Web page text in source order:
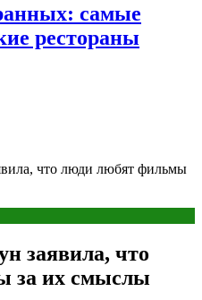
самые
рестораны
что люди любят фильмы
заявила, что
за их смыслы